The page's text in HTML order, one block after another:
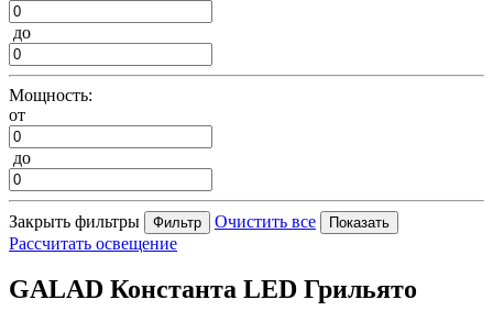
до
Мощность:
от
до
Закрыть фильтры
Очистить все
Рассчитать освещение
GALAD Константа LED Грильято